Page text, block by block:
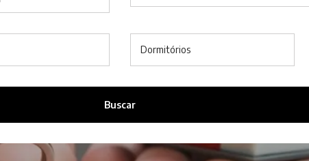
Dormitórios
Buscar